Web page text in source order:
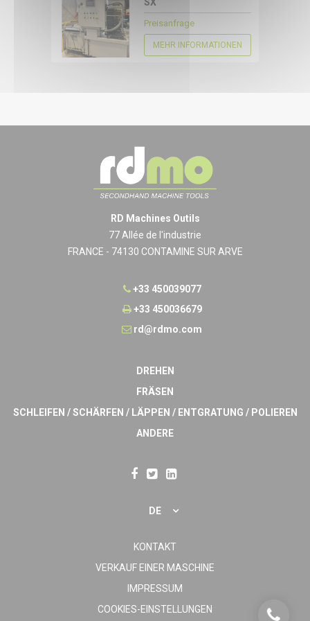
KONFIGURIEREN
Preisanfrage
MEHR INFORMATIONEN
RD Machines Outils
77 Allée de l'industrie
FRANCE - 74130 CONTAMINE SUR ARVE
+33 450039077
+33 450036679
rd@rdmo.com
DREHEN
FRÄSEN
SCHLEIFEN / SCHÄRFEN / LÄPPEN / ENTGRATUNG / POLIEREN
ANDERE
DE
KONTAKT
VERKAUF EINER MASCHINE
IMPRESSUM
COOKIES-EINSTELLUNGEN